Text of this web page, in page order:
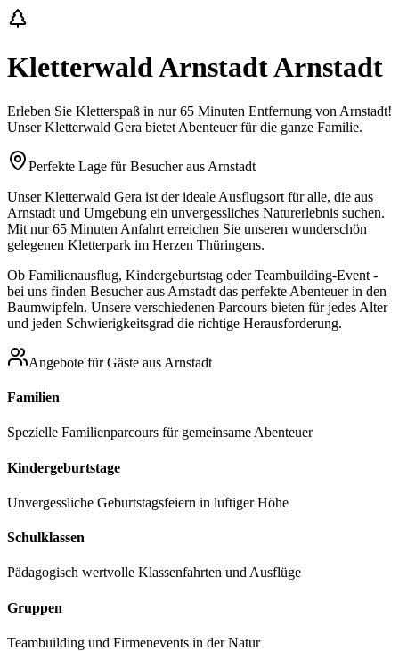
Kletterwald ArnstadtArnstadt
Erleben Sie Kletterspaß in nur65 Minuten Entfernung von Arnstadt!
Unser Kletterwald Gera bietet Abenteuer für die ganze Familie.
Perfekte Lage für Besucher aus Arnstadt
Unser Kletterwald Gera ist der ideale Ausflugsort für alle, die aus
Arnstadt und Umgebung ein unvergessliches Naturerlebnis suchen.
Mit nur65 Minuten Anfahrt erreichen Sie unseren wunderschön
gelegenen Kletterpark im Herzen Thüringens.
Ob Familienausflug, Kindergeburtstag oder Teambuilding-Event -
bei uns finden Besucher aus Arnstadt das perfekte Abenteuer in den
Baumwipfeln. Unsere verschiedenen Parcours bieten für jedes Alter
und jeden Schwierigkeitsgrad die richtige Herausforderung.
Angebote für Gäste aus Arnstadt
Familien
Spezielle Familienparcours für gemeinsame Abenteuer
Kindergeburtstage
Unvergessliche Geburtstagsfeiern in luftiger Höhe
Schulklassen
Pädagogisch wertvolle Klassenfahrten und Ausflüge
Gruppen
Teambuilding und Firmenevents in der Natur